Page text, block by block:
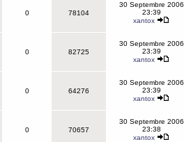
0 78104
30 Septembre 2006
23:39
xantox
0 82725
30 Septembre 2006
23:39
xantox
0 64276
30 Septembre 2006
23:39
xantox
0 70657
30 Septembre 2006
23:38
xantox